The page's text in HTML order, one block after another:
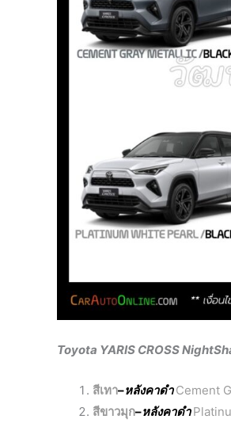
Toyota YARIS CROSS
สีเทา–หลังคาดำ Cement
สีขาวมุก–หลังคาดำ